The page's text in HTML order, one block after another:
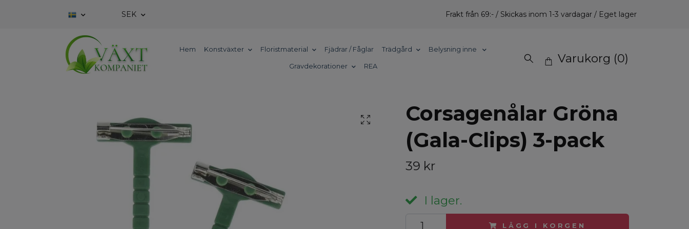
SEK Frakt från 69:- / Skickas inom 1-3 vardagar / Eget lager
Hem Konstväxter Floristmaterial Fjädrar / Fåglar Trädgård Belysning inne
Gravdekorationer REA
Varukorg (0)
Corsagenålar Gröna
(Gala-Clips) 3-pack
39 kr
I lager.
LÄGG I KORGEN